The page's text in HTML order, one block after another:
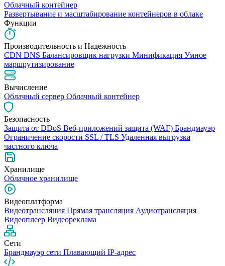
Облачный контейнер
Развертывание и масштабирование контейнеров в облаке
Функции
Производительность и Надежность
CDN DNS Балансировщик нагрузки Минификация Умное
маршрутизирование
Вычисление
Облачный сервер Облачный контейнер
Безопасность
Защита от DDoS Веб-приложений защита (WAF) Брандмауэр
Ограничение скорости SSL / TLS Удаленная выгрузка
частного ключа
Хранилище
Облачное хранилище
Видеоплатформа
Видеотрансляция Прямая трансляция Аудиотрансляция
Видеоплеер Видеореклама
Сети
Брандмауэр сети Плавающий IP-адрес